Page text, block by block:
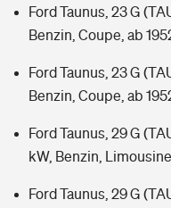
Ford Taunus, 23 G
Benzin, Coupe, ab
Ford Taunus, 23 G
Benzin, Coupe, ab
Ford Taunus, 29 G
kW, Benzin,
Ford Taunus, 29 G